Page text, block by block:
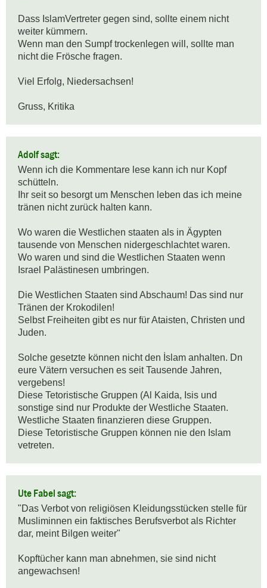
Dass IslamVertreter gegen sind, sollte einem nicht
weiter kümmern.
Wenn man den Sumpf trockenlegen will, sollte man
nicht die Frösche fragen.
Viel Erfolg, Niedersachsen!
Gruss, Kritika
Adolf sagt:
Wenn ich die Kommentare lese kann ich nur Kopf
schütteln.
Ihr seit so besorgt um Menschen leben das ich meine
tränen nicht zurück halten kann.
Wo waren die Westlichen staaten als in Ägypten
tausende von Menschen nidergeschlachtet waren.
Wo waren und sind die Westlichen Staaten wenn
Israel Palästinesen umbringen.
Die Westlichen Staaten sind Abschaum! Das sind nur
Tränen der Krokodilen!
Selbst Freiheiten gibt es nur für Ataisten, Christen und
Juden.
Solche gesetzte können nicht den İslam anhalten. Dn
eure Vätern versuchen es seit Tausende Jahren,
vergebens!
Diese Tetoristische Gruppen (Al Kaida, Isis und
sonstige sind nur Produkte der Westliche Staaten.
Westliche Staaten finanzieren diese Gruppen.
Diese Tetoristische Gruppen können nie den Islam
vetreten.
Ute Fabel sagt:
"Das Verbot von religiösen Kleidungsstücken stelle für
Musliminnen ein faktisches Berufsverbot als Richter
dar, meint Bilgen weiter"
Kopftücher kann man abnehmen, sie sind nicht
angewachsen!